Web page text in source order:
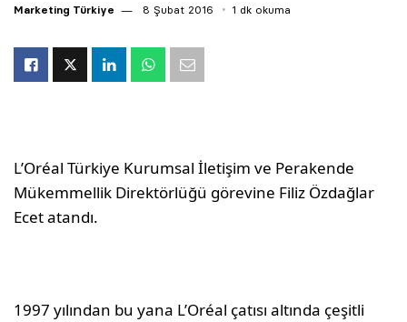
Marketing Türkiye 8 Şubat 2016 1 dk okuma
L’Oréal Türkiye Kurumsal İletişim ve Perakende
Mükemmellik Direktörlüğü görevine Filiz Özdağlar
Ecet atandı.
1997 yılından bu yana L’Oréal çatısı altında çeşitli